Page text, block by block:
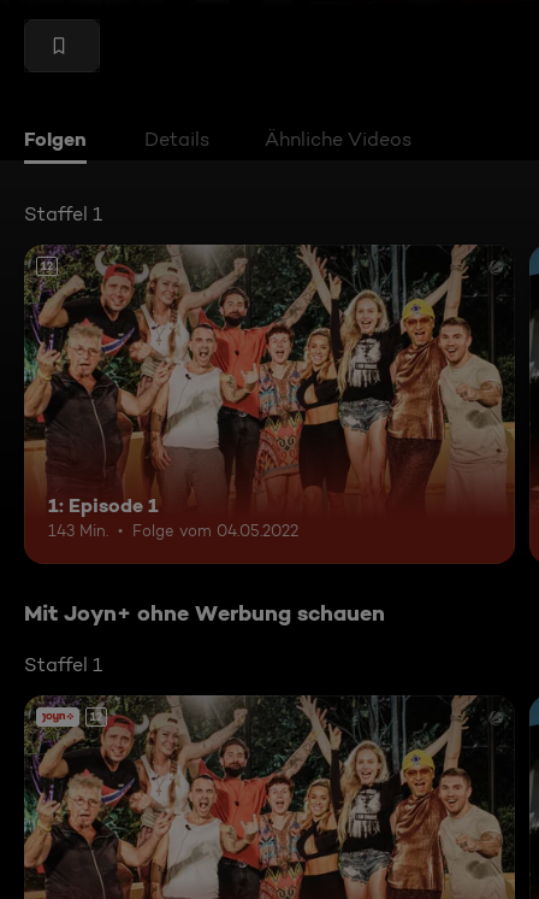
Folgen Details Ähnliche Videos
Staffel 1
12
1: Episode 1
143 Min. Folge vom 04.05.2022
Mit Joyn+ ohne Werbung schauen
Staffel 1
12